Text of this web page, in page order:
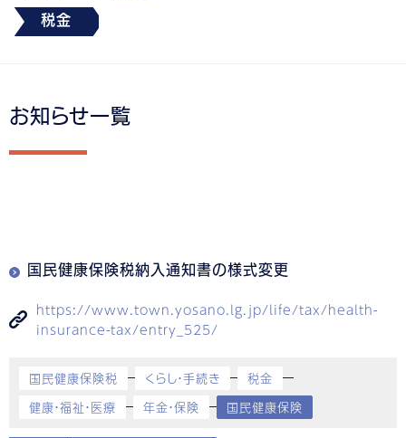
税金
お知らせ一覧
国民健康保険税納入通知書の様式変更
https://www.town.yosano.lg.jp/life/tax/health-
insurance-tax/entry_525/
国民健康保険税 くらし・手続き
税金
健康・福祉・医療
年金・保険 国民健康保険